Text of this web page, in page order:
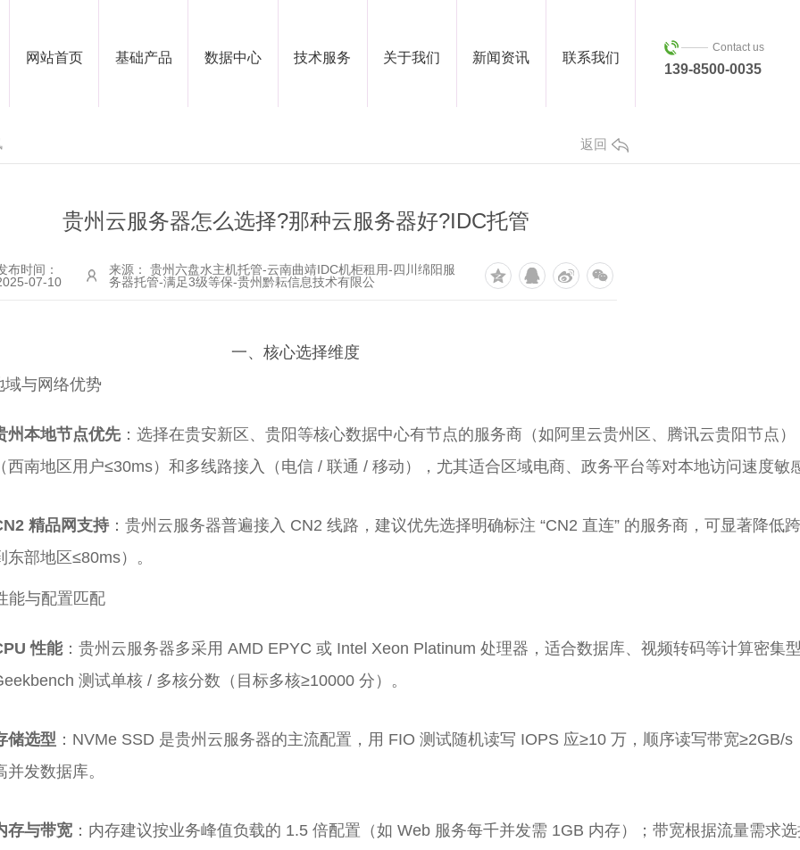
网站首页 基础产品 数据中心 技术服务 关于我们 新闻资讯 联系我们
Contact us
139-8500-0035
返回
贵州云服务器怎么选择?那种云服务器好?IDC托管
布时间：
07-10
来源： 贵州六盘水主机托管-云南曲靖IDC机柜租用-四川绵阳服
务器托管-满足3级等保-贵州黔耘信息技术有限公
一、核心选择维度
域与网络优势
州本地节点优先：选择在贵安新区、贵阳等核心数据中心有节点的服务商（如阿里云贵州区、腾讯云贵阳节点
西南地区用户≤30ms）和多线路接入（电信 / 联通 / 移动），尤其适合区域电商、政务平台等对本地访问速度敏
精品网支持：贵州云服务器普遍接入 CN2 线路，建议优先选择明确标注 “CN2 直连” 的服务商，可显著降低
东部地区≤80ms）。
能与配置匹配
性能：贵州云服务器多采用 AMD EPYC 或 Intel Xeon Platinum 处理器，适合数据库、视频转码等计算密集
测试单核 / 多核分数（目标多核≥10000 分）。
储选型 ：NVMe SSD 是贵州云服务器的主流配置，用 FIO 测试随机读写 IOPS 应≥10 万，顺序读写带宽≥2GB/
并发数据库。
存与带宽 ：内存建议按业务峰值负载的 1.5 倍配置（如 Web 服务每千并发需 1GB 内存）；带宽根据流量需求